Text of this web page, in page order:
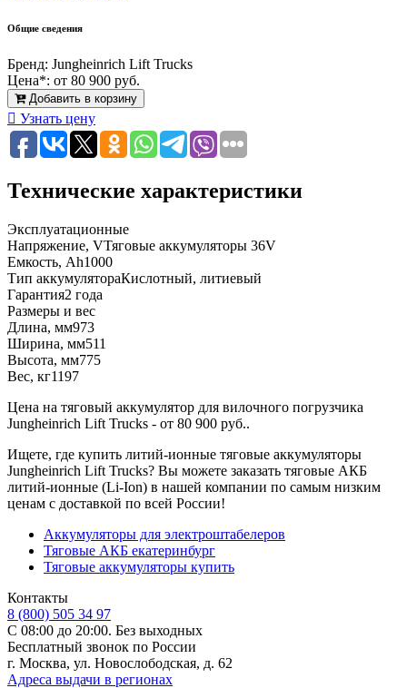
Общие сведения
Бренд: Jungheinrich Lift Trucks
Цена*: от 80 900 руб.
Добавить в корзину
Узнать цену
Технические характеристики
Эксплуатационные
Напряжение, VТяговые аккумуляторы 36V
Емкость, Ah1000
Тип аккумулятораКислотный, литиевый
Гарантия2 года
Размеры и вес
Длина, мм973
Ширина, мм511
Высота, мм775
Вес, кг1197
Цена на тяговый аккумулятор для вилочного погрузчика
Jungheinrich Lift Trucks - от 80 900 руб..
Ищете, где купить литий-ионные тяговые аккумуляторы
Jungheinrich Lift Trucks? Вы можете заказать тяговые АКБ
литий-ионные (Li-Ion) в нашей компании по самым низким
ценам с доставкой по всей России!
Аккумуляторы для электроштабелеров
Тяговые АКБ екатеринбург
Тяговые аккумуляторы купить
Контакты
8 (800) 505 34 97
С 08:00 до 20:00. Без выходных
Бесплатный звонок по России
г. Москва, ул. Новослободская, д. 62
Адреса выдачи в регионах